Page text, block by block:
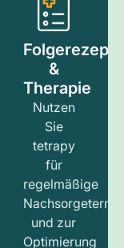
Folgerezept
&
Therapie
Nutzen
Sie
tetrapy
für
regelmäßige
und zur
Optimierung